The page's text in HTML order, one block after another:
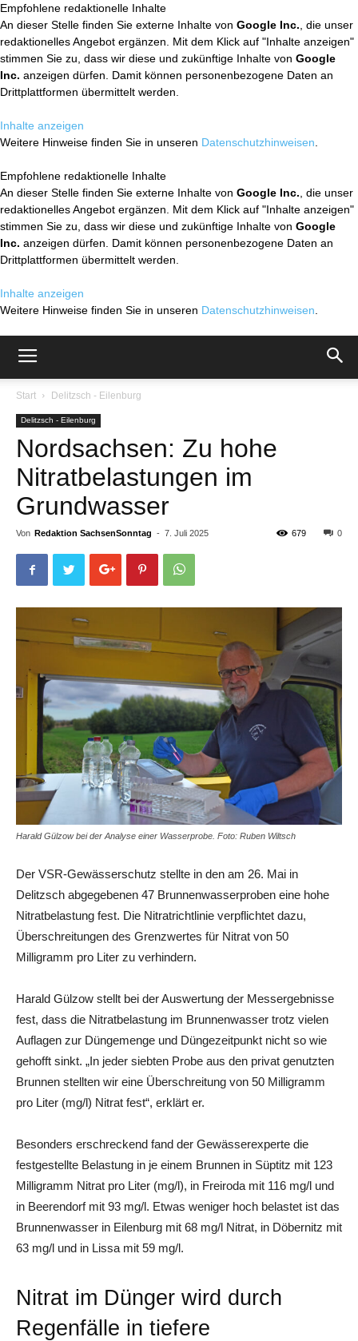
Empfohlene redaktionelle Inhalte
An dieser Stelle finden Sie externe Inhalte von Google Inc. , die unser
redaktionelles Angebot ergänzen. Mit dem Klick auf "Inhalte anzeigen"
stimmen Sie zu, dass wir diese und zukünftige Inhalte von Google
Inc. anzeigen dürfen. Damit können personenbezogene Daten an
Drittplattformen übermittelt werden.
Inhalte anzeigen
Weitere Hinweise finden Sie in unseren Datenschutzhinweisen
Empfohlene redaktionelle Inhalte
An dieser Stelle finden Sie externe Inhalte von Google Inc. , die unser
redaktionelles Angebot ergänzen. Mit dem Klick auf "Inhalte anzeigen"
stimmen Sie zu, dass wir diese und zukünftige Inhalte von Google
Inc. anzeigen dürfen. Damit können personenbezogene Daten an
Drittplattformen übermittelt werden.
Inhalte anzeigen
Weitere Hinweise finden Sie in unseren Datenschutzhinweisen
Start Delitzsch - Eilenburg
Delitzsch - Eilenburg
Nordsachsen: Zu hohe
Nitratbelastungen im
Grundwasser
Von Redaktion SachsenSonntag - 7. Juli 2025 0
679
Harald Gülzow bei der Analyse einer Wasserprobe. Foto: Ruben Wiltsch
Der VSR-Gewässerschutz stellte in den am 26. Mai in
Delitzsch abgegebenen 47 Brunnenwasserproben eine hohe
Nitratbelastung fest. Die Nitratrichtlinie verpflichtet dazu,
Überschreitungen des Grenzwertes für Nitrat von 50
Milligramm pro Liter zu verhindern.
Harald Gülzow stellt bei der Auswertung der Messergebnisse
fest, dass die Nitratbelastung im Brunnenwasser trotz vielen
Auflagen zur Düngemenge und Düngezeitpunkt nicht so wie
gehofft sinkt. „In jeder siebten Probe aus den privat genutzten
Brunnen stellten wir eine Überschreitung von 50 Milligramm
pro Liter (mg/l) Nitrat fest“, erklärt er.
Besonders erschreckend fand der Gewässerexperte die
festgestellte Belastung in je einem Brunnen in Süptitz mit 123
Milligramm Nitrat pro Liter (mg/l), in Freiroda mit 116 mg/l und
in Beerendorf mit 93 mg/l. Etwas weniger hoch belastet ist das
Brunnenwasser in Eilenburg mit 68 mg/l Nitrat, in Döbernitz mit
63 mg/l und in Lissa mit 59 mg/l.
Nitrat im Dünger wird durch
Regenfälle in tiefere